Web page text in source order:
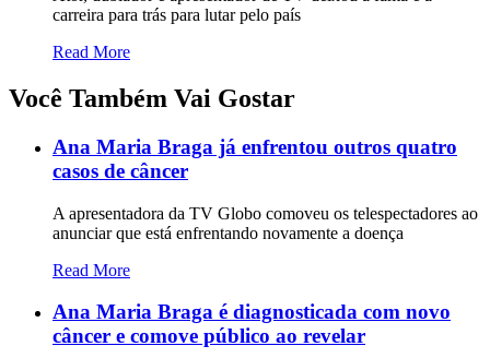
carreira para trás para lutar pelo país
Read More
Você Também Vai Gostar
Ana Maria Braga já enfrentou outros quatro
casos de câncer
A apresentadora da TV Globo comoveu os telespectadores ao
anunciar que está enfrentando novamente a doença
Read More
Ana Maria Braga é diagnosticada com novo
câncer e comove público ao revelar